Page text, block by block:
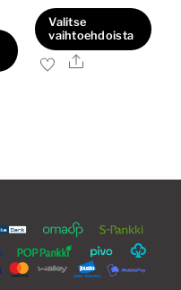
32,00€
42,00€
Valitse
vaihtoehdoista
Tällä
Voit
valinnat
tuotteen
sivulla.
Ale